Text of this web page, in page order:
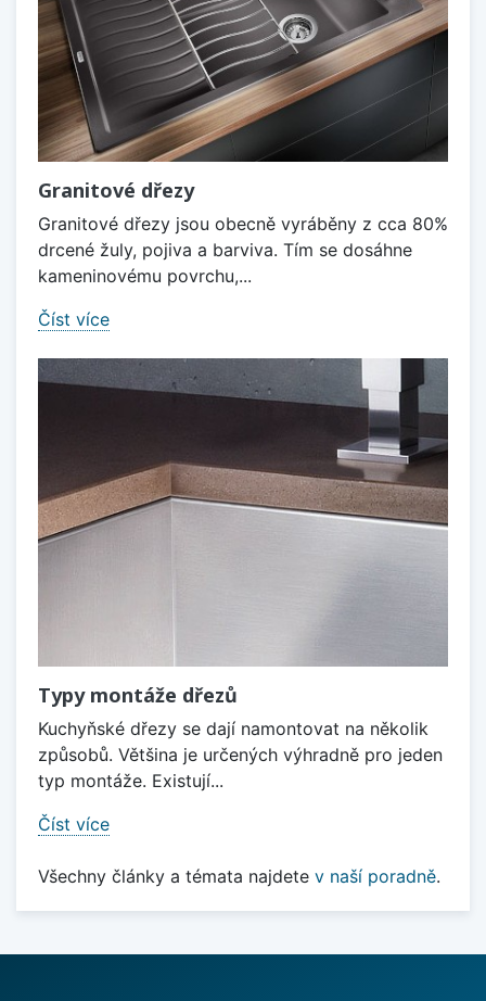
Granitové dřezy
Granitové dřezy jsou obecně vyráběny z cca 80%
drcené žuly, pojiva a barviva. Tím se dosáhne
kameninovému povrchu,...
Číst více
Typy montáže dřezů
Kuchyňské dřezy se dají namontovat na několik
způsobů. Většina je určených výhradně pro jeden
typ montáže. Existují...
Číst více
Všechny články a témata najdete v naší poradně.